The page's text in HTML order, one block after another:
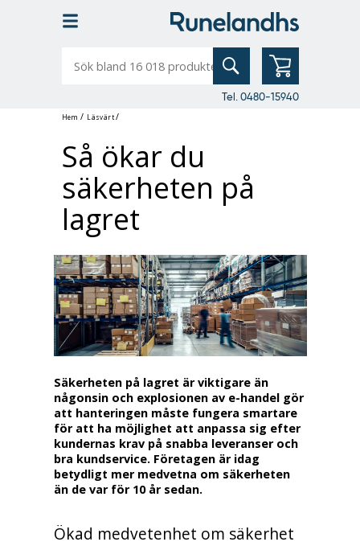
bland
Tel. 0480-15940
Hem / Läsvärt /
Så ökar du
säkerheten på
lagret
Säkerheten på lagret är viktigare än
någonsin och explosionen av e-handel gör
att hanteringen måste fungera smartare
för att ha möjlighet att anpassa sig efter
kundernas krav på snabba leveranser och
bra kundservice. Företagen är idag
betydligt mer medvetna om säkerheten
än de var för 10 år sedan.
Ökad medvetenhet om säkerhet